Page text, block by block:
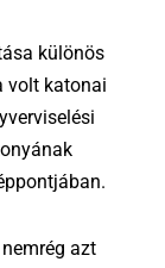
különös
volt katonai
azt